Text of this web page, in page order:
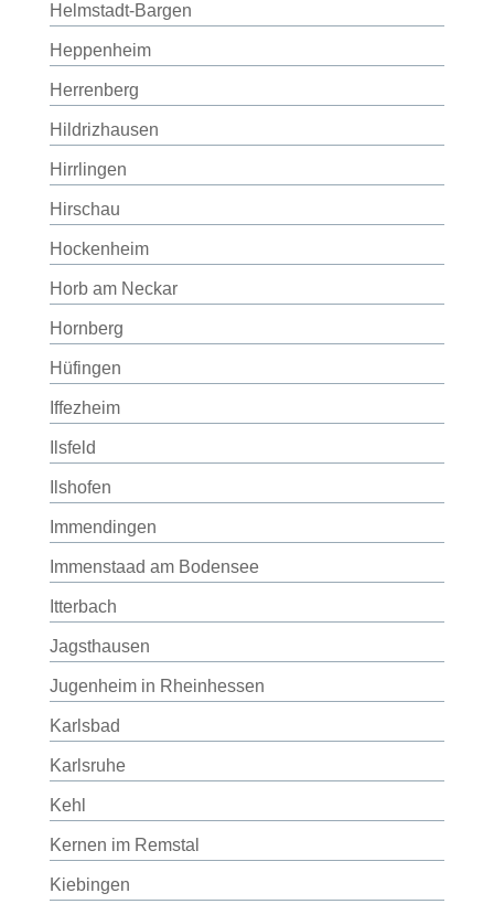
Helmstadt-Bargen
Heppenheim
Herrenberg
Hildrizhausen
Hirrlingen
Hirschau
Hockenheim
Horb am Neckar
Hornberg
Hüfingen
Iffezheim
Ilsfeld
Ilshofen
Immendingen
Immenstaad am Bodensee
Itterbach
Jagsthausen
Jugenheim in Rheinhessen
Karlsbad
Karlsruhe
Kehl
Kernen im Remstal
Kiebingen